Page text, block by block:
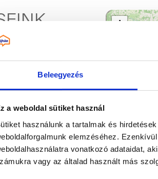
Beleegyezés
a weboldal sütiket használ
használunk a tartalmak és
elemzéséhez.
vonatkozó adataidat,
vagy az általad használt más
nevét,
keresel:
+